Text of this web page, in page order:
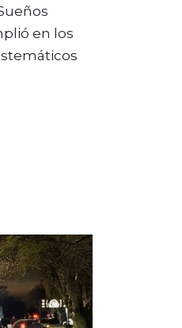
en los